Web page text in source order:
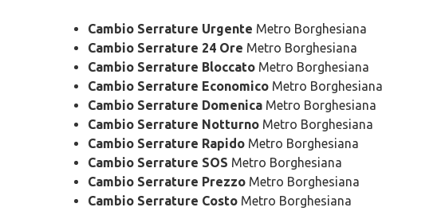
Cambio Serrature Urgente Metro Borghesiana
Cambio Serrature 24 Ore Metro Borghesiana
Cambio Serrature Bloccato Metro Borghesiana
Cambio Serrature Economico Metro Borghesiana
Cambio Serrature Domenica Metro Borghesiana
Cambio Serrature Notturno Metro Borghesiana
Cambio Serrature Rapido Metro Borghesiana
Cambio Serrature SOS Metro Borghesiana
Cambio Serrature Prezzo Metro Borghesiana
Cambio Serrature Costo Metro Borghesiana